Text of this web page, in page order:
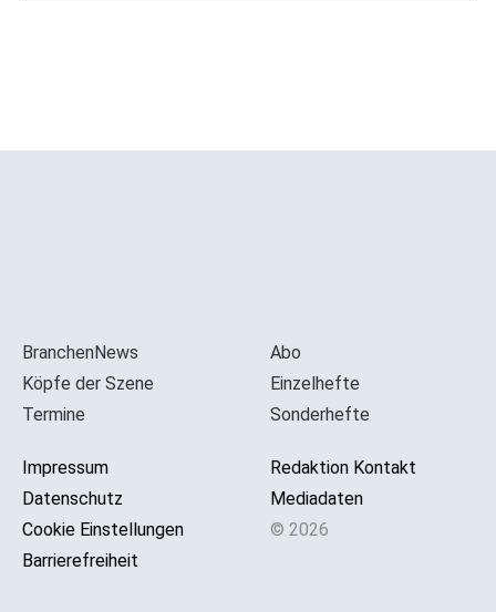
BranchenNews
Köpfe der Szene
Termine
Impressum
Datenschutz
Cookie Einstellungen
Barrierefreiheit
Abo
Einzelhefte
Sonderhefte
Redaktion Kontakt
Mediadaten
© 2026